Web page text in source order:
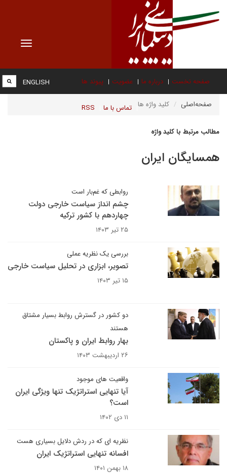
Toggle
صفحه نخست درباره ما عضویت پیوند ها
تماس با ما RSS
ENGLISH
صفحه‌اصلی کلید واژه ها
مطالب مرتبط با کلید واژه
همسایگان ایران
روابطی که غم‌بار است
چشم انداز سیاست خارجی دولت
چهاردهم با کشور ترکیه
۲۵ تیر ۱۴۰۳
بررسی یک نظریه عملی
تصویر، ابزاری در تحلیل سیاست خارجی
۱۵ تیر ۱۴۰۳
دو کشور در گسترش روابط بسیار مشتاق
هستند
بهار روابط ایران و پاکستان
۲۶ اردیبهشت ۱۴۰۳
واقعیت های موجود
آیا تنهایی استراتژیک تنها ویژگی ایران
است؟
۱۱ دی ۱۴۰۲
نظریه ای که در ردش دلایل بسیاری هست
افسانه تنهایی استراتژیک ایران
۱۸ بهمن ۱۴۰۱